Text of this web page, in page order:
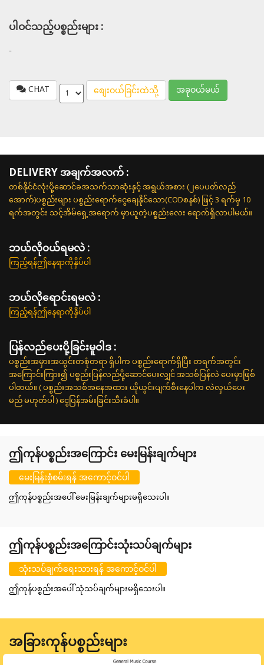
ပါဝင်သည့်ပစ္စည်းများ :
-
CHAT စျေးဝယ်ခြင်းထဲသို့ အခုဝယ်မယ်
DELIVERY အချက်အလက် :
တစ်နိုင်ငံလုံးပို့ဆောင်ခအသက်သာဆုံးနှင့် အရွယ်အစား (၂ပေပတ်လည်
အောက်)ပစ္စည်းများ ပစ္စည်းရောက်ငွေချေနိုင်သော(CODစနစ်) ဖြင့် 3 ရက်မှ 10
ရက်အတွင်း သင့်အိမ်ရှေ့အရောက် မှာယူတဲ့ပစ္စည်းလေး ရောက်ရှိလာပါမယ်။
ဘယ်လို၀ယ်ရမလဲ :
ကြည့်ရန်ဤနေရာကိုနှိပ်ပါ
ဘယ်လိုရောင်းရမလဲ :
ကြည့်ရန်ဤနေရာကိုနှိပ်ပါ
ပြန်လည်ပေးပို့ခြင်းမူဝါဒ :
ပစ္စည်းအမှားအယွင်းတစုံတရာ ရှိပါက ပစ္စည်းရောက်ရှိပြီး တရက်အတွင်း
အကြောင်းကြား၍ ပစ္စည်းပြန်လည်ပို့ဆောင်ပေးလျှင် အသစ်ပြန်လဲ ပေးမှာဖြစ်
ပါတယ်။ ( ပစ္စည်းအသစ်အနေအထား ယိုယွင်းပျက်စီးနေပါက လဲလှယ်ပေး
မည် မဟုတ်ပါ ) ငွေပြန်အမ်းခြင်းသီးခံပါ။
ဤကုန်ပစ္စည်းအကြောင်း မေးမြန်းချက်များ
မေးမြန်းစုံစမ်းရန် အကောင့်ဝင်ပါ
ဤကုန်ပစ္စည်းအပေါ် မေးမြန်းချက်များမရှိသေးပါ။
ဤကုန်ပစ္စည်းအကြောင်းသုံးသပ်ချက်များ
သုံးသပ်ချက်ရေးသားရန် အကောင့်ဝင်ပါ
ဤကုန်ပစ္စည်းအပေါ် သုံသပ်ချက်များမရှိသေးပါ။
အခြားကုန်ပစ္စည်းများ